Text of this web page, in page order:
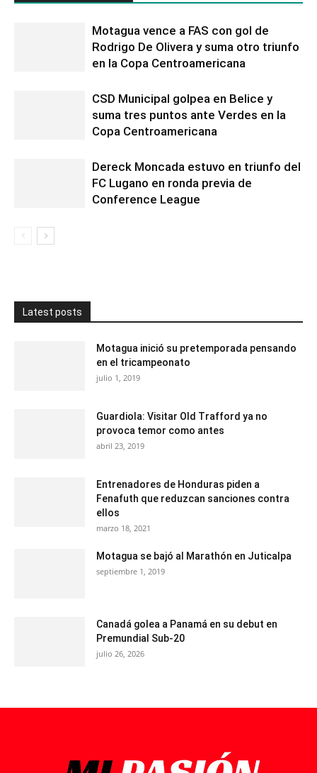
Motagua vence a FAS con gol de
Rodrigo De Olivera y suma otro triunfo
en la Copa Centroamericana
CSD Municipal golpea en Belice y
suma tres puntos ante Verdes en la
Copa Centroamericana
Dereck Moncada estuvo en triunfo del
FC Lugano en ronda previa de
Conference League
Latest posts
Motagua inició su pretemporada pensando
en el tricampeonato
julio 1, 2019
Guardiola: Visitar Old Trafford ya no
provoca temor como antes
abril 23, 2019
Entrenadores de Honduras piden a
Fenafuth que reduzcan sanciones contra
ellos
marzo 18, 2021
Motagua se bajó al Marathón en Juticalpa
septiembre 1, 2019
Canadá golea a Panamá en su debut en
Premundial Sub-20
julio 26, 2026